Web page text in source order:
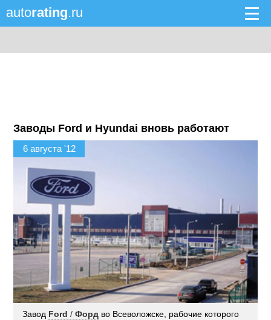
autorating.ru
Заводы Ford и Hyundai вновь работают
6 августа '12
Завод Ford /Форд во Всеволожске, рабочие которого